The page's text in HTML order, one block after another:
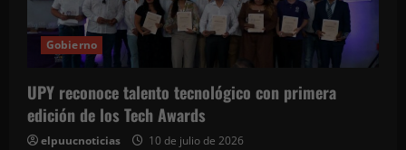
Gobierno
UPY reconoce talento tecnológico con primera
edición de los Tech Awards
elpuucnoticias 10 de julio de 2026